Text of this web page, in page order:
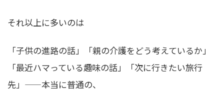
それ以上に多いのは
「子供の進路の話」「親の介護をどう考えているか」
「最近ハマっている趣味の話」「次に行きたい旅行
先」——本当に普通の、